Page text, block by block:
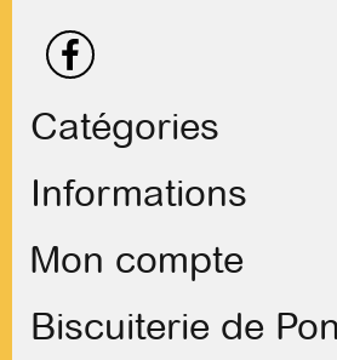
Catégories
Informations
Mon compte
Biscuiterie de